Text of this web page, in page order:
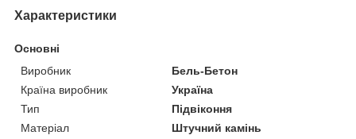
Характеристики
Основні
Виробник
Бель-Бетон
Країна виробник
Україна
Тип
Підвіконня
Матеріал
Штучний камінь